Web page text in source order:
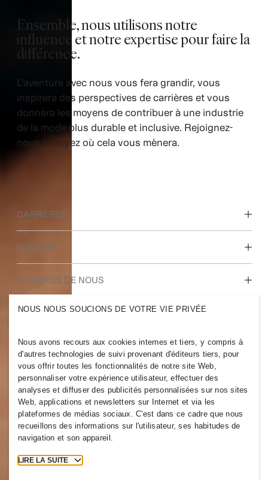
Ensemble, nous utilisons notre
influence et notre expertise pour faire la
différence.
L’aventure avec nous vous fera grandir, vous
inspirera des perspectives de carrières et vous
donnera les moyens de contribuer à une industrie
de la mode plus durable et inclusive. Rejoignez-
nous et voyez où cela vous mènera.
CARRIÈRES
Nos métiers
CULTURE
Notre culture, nos valeurs et nos avantages
A PROPOS DE NOUS
Qui sommes-nous ?
Durable
Inclusion et diversité
H&M GROUPE
Nous connaître
LUXEMBOURG
Newsroom
Cookies
NOUS NOUS SOUCIONS DE VOTRE VIE PRIVÉE
Nous avons recours aux cookies internes et tiers, y compris à
d'autres technologies de suivi provenant d'éditeurs tiers, pour
vous offrir toutes les fonctionnalités de notre site Web,
personnaliser votre expérience utilisateur, effectuer des
analyses et diffuser des publicités personnalisées sur nos sites
Web, applications et newsletters sur Internet et via les
plateformes de médias sociaux. C'est dans ce cadre que nous
recueillons des informations sur l'utilisateur, ses habitudes de
navigation et son appareil.
LIRE LA SUITE